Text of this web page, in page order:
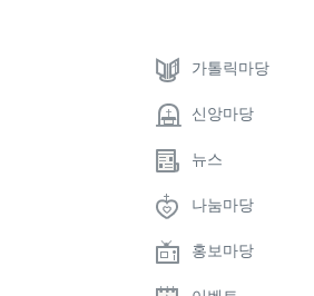
가톨릭마당
신앙마당
뉴스
나눔마당
홍보마당